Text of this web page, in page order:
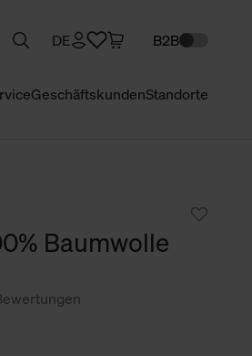
GeschäftskundenStandorte
DE B2B
Baumwolle